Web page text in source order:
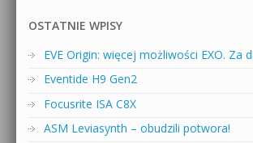
OSTATNIE WPISY
EVE Origin: więcej możliwości EXO. Za
Eventide H9 Gen2
Focusrite ISA C8X
ASM Leviasynth – obudzili potwora!